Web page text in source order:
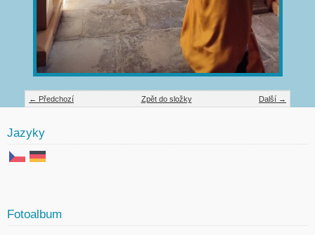
← Předchozí Další →
Zpět do složky
Jazyky
Fotoalbum